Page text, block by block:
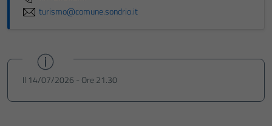
turismo@comune.sondrio.it
Il 14/07/2026 - Ore 21.30